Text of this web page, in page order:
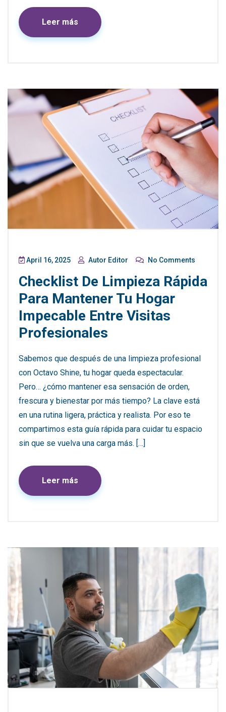
Leer más
April 16, 2025 Autor Editor No Comments
Checklist De Limpieza Rápida
Para Mantener Tu Hogar
Impecable Entre Visitas
Profesionales
Sabemos que después de una limpieza profesional
con Octavo Shine, tu hogar queda espectacular.
Pero… ¿cómo mantener esa sensación de orden,
frescura y bienestar por más tiempo? La clave está
en una rutina ligera, práctica y realista. Por eso te
compartimos esta guía rápida para cuidar tu espacio
sin que se vuelva una carga más. […]
Leer más